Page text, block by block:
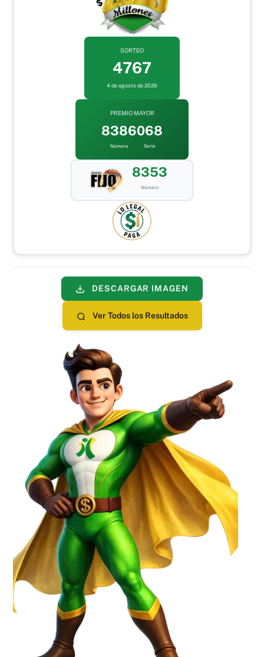
SORTEO
4767
4 de agosto de 2026
PREMIO MAYOR
8386
Número
068
Serie
8353
Número
DESCARGAR IMAGEN
Ver Todos los Resultados